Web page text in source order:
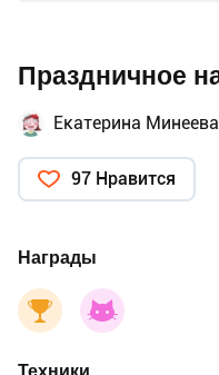
Праздничное
Екатерина Минеева
97 Нравится
Награды
Техники